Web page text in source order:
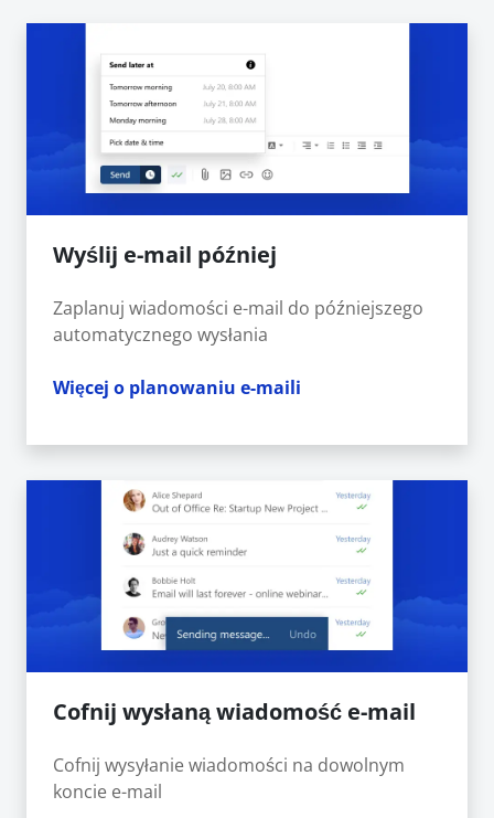
Wyślij e-mail później
Zaplanuj wiadomości e-mail do późniejszego
automatycznego wysłania
Więcej o planowaniu e-maili
Cofnij wysłaną wiadomość e-mail
Cofnij wysyłanie wiadomości na dowolnym
koncie e-mail